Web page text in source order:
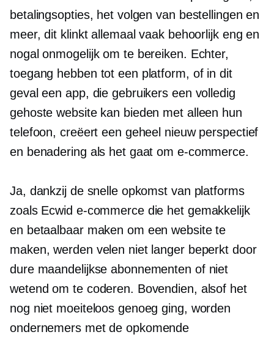
betalingsopties, het volgen van bestellingen en
meer, dit klinkt allemaal vaak behoorlijk eng en
nogal onmogelijk om te bereiken. Echter,
toegang hebben tot een platform, of in dit
geval een app, die gebruikers een volledig
gehoste website kan bieden met alleen hun
telefoon, creëert een geheel nieuw perspectief
en benadering als het gaat om e-commerce.
Ja, dankzij de snelle opkomst van platforms
zoals Ecwid e-commerce die het gemakkelijk
en betaalbaar maken om een ​​website te
maken, werden velen niet langer beperkt door
dure maandelijkse abonnementen of niet
wetend om te coderen. Bovendien, alsof het
nog niet moeiteloos genoeg ging, worden
ondernemers met de opkomende